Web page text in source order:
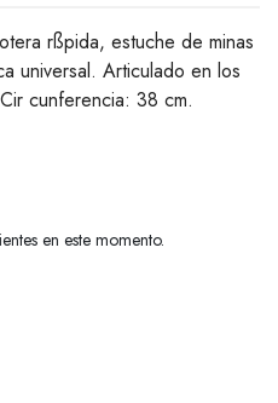
rßpida, estuche de minas
universal. Articulado en los
cunferencia: 38 cm.
en este momento.